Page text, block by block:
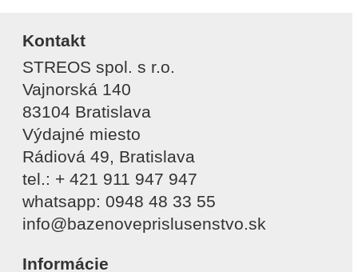
Kontakt
STREOS spol. s r.o.
Vajnorská 140
83104 Bratislava
Výdajné miesto
Rádiová 49, Bratislava
tel.: + 421 911 947 947
whatsapp: 0948 48 33 55
info@bazenoveprislusenstvo.sk
Informácie